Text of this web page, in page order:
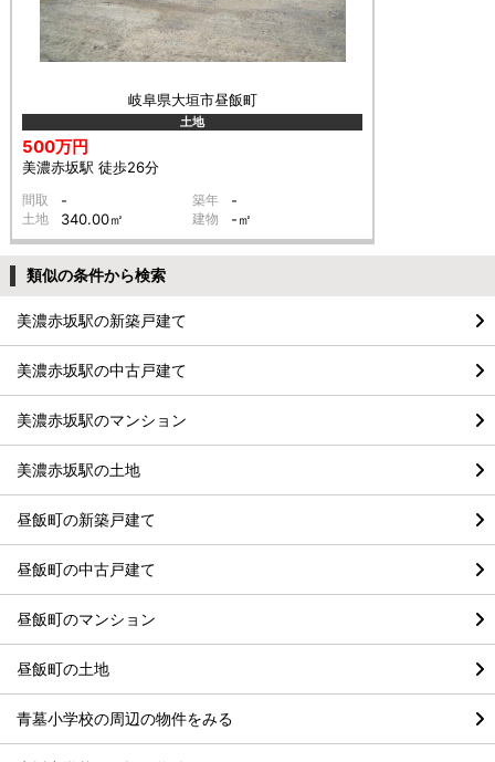
岐阜県大垣市昼飯町
土地
500万円
美濃赤坂駅 徒歩26分
間取 - 築年 -
土地 340.00㎡ 建物 -㎡
類似の条件から検索
美濃赤坂駅の新築戸建て
美濃赤坂駅の中古戸建て
美濃赤坂駅のマンション
美濃赤坂駅の土地
昼飯町の新築戸建て
昼飯町の中古戸建て
昼飯町のマンション
昼飯町の土地
青墓小学校の周辺の物件をみる